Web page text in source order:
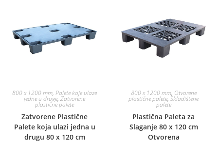
800 x 1200 mm, Palete koje ulaze
jedne u druge, Zatvorene
plastične palete
Zatvorene Plastične
Palete koja ulazi jedna u
drugu 80 x 120 cm
800 x 1200 mm, Otvorene
plastične palete, Skladištene
palete
Plastična Paleta za
Slaganje 80 x 120 cm
Otvorena